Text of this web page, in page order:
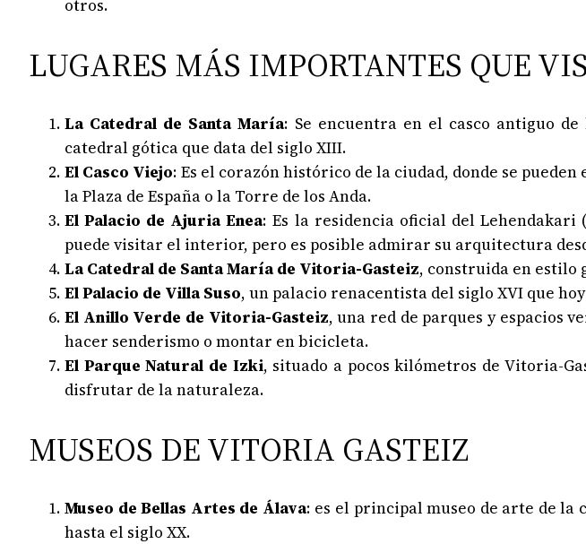
otros.
LUGARES MÁS IMPORTANTES QUE
La Catedral de Santa María: Se encuentra en el casco antiguo
catedral gótica que data del siglo XIII.
El Casco Viejo: Es el corazón histórico de la ciudad, donde se
la Plaza de España o la Torre de los Anda.
El Palacio de Ajuria Enea: Es la residencia oficial del Lehendakari
puede visitar el interior, pero es posible admirar su arquitectura
La Catedral de Santa María de Vitoria-Gasteiz, construida en estilo
El Palacio de Villa Suso, un palacio renacentista del siglo XVI que
El Anillo Verde de Vitoria-Gasteiz, una red de parques y espacios
hacer senderismo o montar en bicicleta.
El Parque Natural de Izki, situado a pocos kilómetros de Vitoria-
disfrutar de la naturaleza.
MUSEOS DE VITORIA GASTEIZ
Museo de Bellas Artes de Álava: es el principal museo de arte de la
hasta el siglo XX.